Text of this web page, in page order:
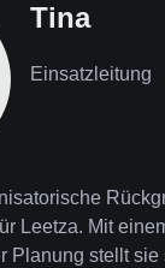
Tina
Einsatzleitung
Leetza. Mit
Planung stellt sie